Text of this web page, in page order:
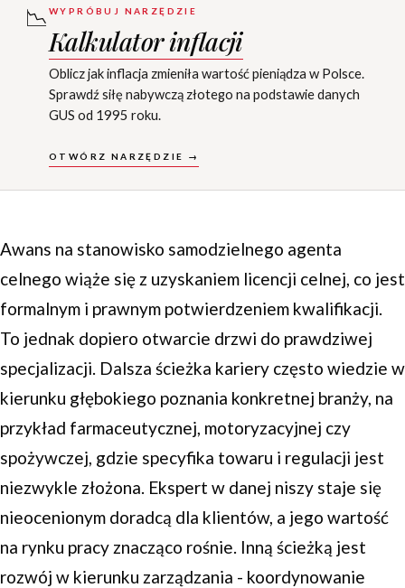
📉 WYPRÓBUJ NARZĘDZIE
Kalkulator inflacji
Oblicz jak inflacja zmieniła wartość pieniądza w Polsce.
Sprawdź siłę nabywczą złotego na podstawie danych
GUS od 1995 roku.
OTWÓRZ NARZĘDZIE →
Awans na stanowisko samodzielnego agenta
celnego wiąże się z uzyskaniem licencji celnej, co jest
formalnym i prawnym potwierdzeniem kwalifikacji.
To jednak dopiero otwarcie drzwi do prawdziwej
specjalizacji. Dalsza ścieżka kariery często wiedzie w
kierunku głębokiego poznania konkretnej branży, na
przykład farmaceutycznej, motoryzacyjnej czy
spożywczej, gdzie specyfika towaru i regulacji jest
niezwykle złożona. Ekspert w danej niszy staje się
nieocenionym doradcą dla klientów, a jego wartość
na rynku pracy znacząco rośnie. Inną ścieżką jest
rozwój w kierunku zarządzania - koordynowanie